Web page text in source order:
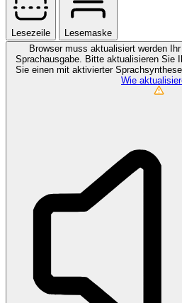
Lesezeile
Lesemaske
Browser muss aktualisiert werden
Sprachausgabe. Bitte aktualisieren Sie
Sie einen mit aktivierter
Wie